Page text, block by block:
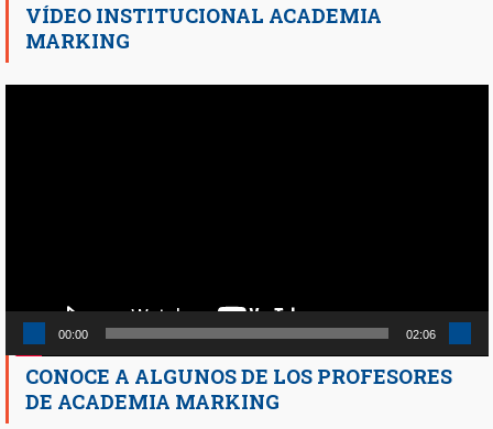
VÍDEO INSTITUCIONAL ACADEMIA
MARKING
00:00 02:06
CONOCE A ALGUNOS DE LOS PROFESORES
DE ACADEMIA MARKING